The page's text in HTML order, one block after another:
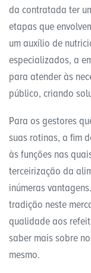
da contratada ter
etapas que
um auxílio de
especializados, a
para atender às
público, criando
Para os gestores
suas rotinas, a fim
às funções nas
terceirização da
inúmeras
tradição neste
qualidade aos
saber mais sobre
mesmo.